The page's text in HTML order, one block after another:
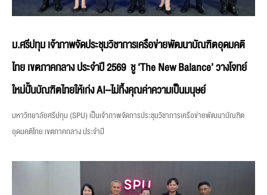
ม.ศรีปทุม เจ้าภาพจัดประชุมวิชาการเครือข่ายพัฒนาบัณฑิตอุดมคติ
ไทย เขตภาคกลาง ประจำปี 2569 ชู ‘The New Balance’ วางโจทย์
ใหม่ปั้นบัณฑิตไทยให้เก่ง AI–ไม่ทิ้งคุณค่าความเป็นมนุษย์
มหาวิทยาลัยศรีปทุม (SPU) เป็นเจ้าภาพจัดการประชุมวิชาการเครือข่ายพัฒนาบัณฑิต
อุดมคติไทย เขตภาคกลาง ประจำปี